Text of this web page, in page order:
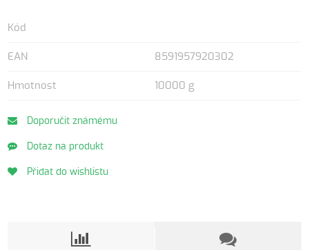
Kód
EAN 8591957920302
Hmotnost 10000 g
Doporučit známému
Dotaz na produkt
Přidat do wishlistu